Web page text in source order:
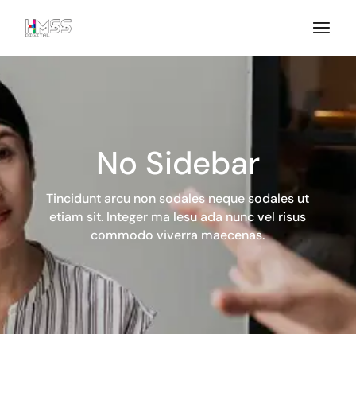
No Sidebar
Tincidunt arcu non sodales neque sodales ut
etiam sit. Integer ma lesu ada nunc vel risus
commodo viverra maecenas.